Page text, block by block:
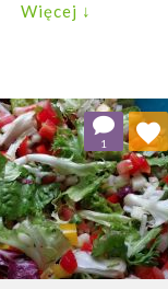
Więcej ↓
1
Dodaj do ulubionych
Wybierz listę: